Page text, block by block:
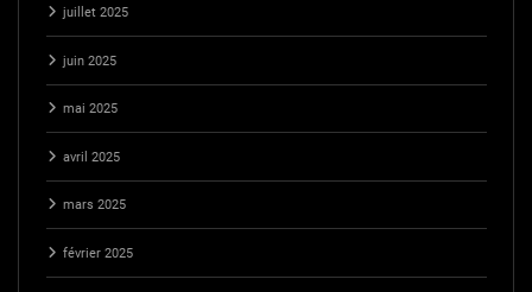
juillet 2025
juin 2025
mai 2025
avril 2025
mars 2025
février 2025